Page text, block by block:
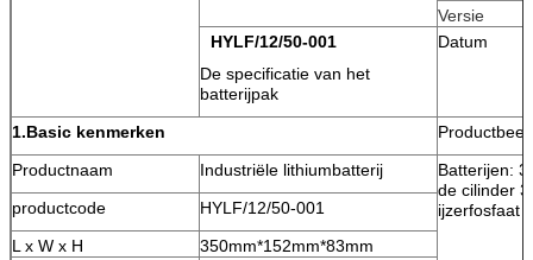
Versie
HYLF/12/50-001
De specificatie van het
batterijpak
Datum
1.Basic kenmerken
Productnaam
Industriële lithiumbatterij
Batterijen:
de cilinder
ijzerfosfaat
productcode
HYLF/12/50-001
L x W x H
350mm*152mm*83mm